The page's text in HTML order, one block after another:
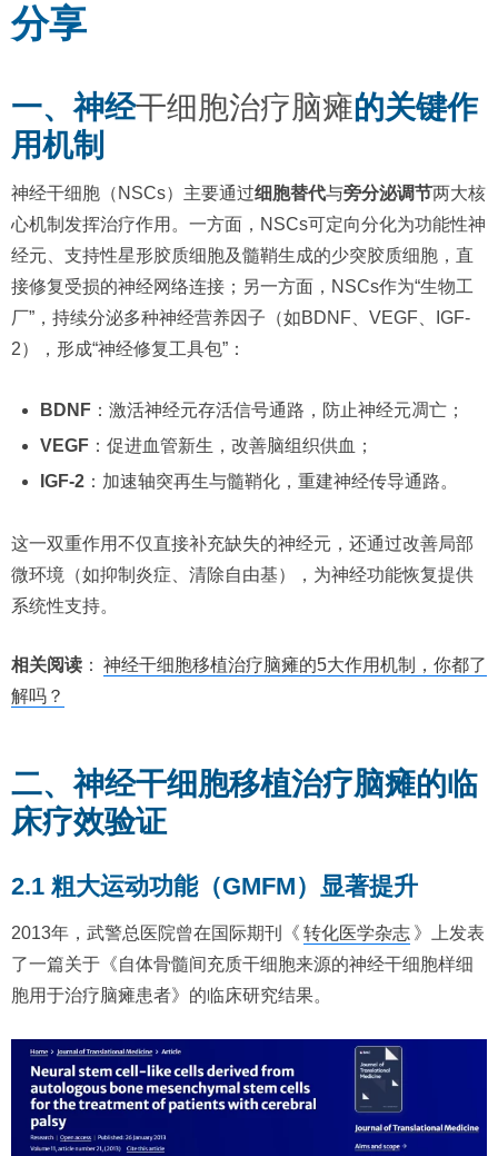
分享
一、神经干细胞治疗脑瘫的关键作
用机制
神经干细胞（NSCs）主要通过细胞替代与旁分泌调节两大核
心机制发挥治疗作用。一方面，NSCs可定向分化为功能性神
经元、支持性星形胶质细胞及髓鞘生成的少突胶质细胞，直
接修复受损的神经网络连接；另一方面，NSCs作为“生物工
厂”，持续分泌多种神经营养因子（如BDNF、VEGF、IGF-
2），形成“神经修复工具包”：
BDNF：激活神经元存活信号通路，防止神经元凋亡；
VEGF：促进血管新生，改善脑组织供血；
IGF-2：加速轴突再生与髓鞘化，重建神经传导通路。
这一双重作用不仅直接补充缺失的神经元，还通过改善局部
微环境（如抑制炎症、清除自由基），为神经功能恢复提供
系统性支持。
相关阅读 ： 神经干细胞移植治疗脑瘫的5大作用机制，你都了
解吗？
二、神经干细胞移植治疗脑瘫的临
床疗效验证
2.1 粗大运动功能（GMFM）显著提升
2013年，武警总医院曾在国际期刊《 转化医学杂志 》上发表
了一篇关于《自体骨髓间充质干细胞来源的神经干细胞样细
胞用于治疗脑瘫患者》的临床研究结果。